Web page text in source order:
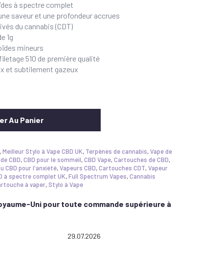
à spectre complet
saveur et une profondeur accrues
du cannabis (CDT)
1g
mineurs
510 de première qualité
et subtilement gazeux
Au Panier
,Meilleur Stylo à Vape CBD UK, Terpènes de cannabis,Vape de
CBD,CBD pour le sommeil,CBD Vape,Cartouches de CBD,
CBD pour l'anxiété,Vapeurs CBD,Cartouches CDT,Vapeur
à spectre complet UK,Full Spectrum Vapes,Cannabis
à vaper, Stylo à Vape
Uni pour toute commande supérieure à
5.0 out of 5 stars
Date:
29.07.2026